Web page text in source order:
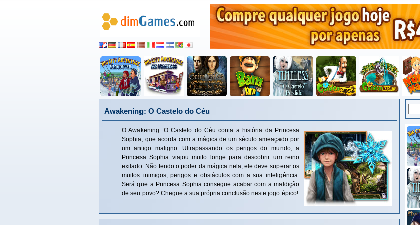
Awakening: O Castelo do Céu
O Awakening: O Castelo do Céu conta a história da Princesa
Sophia, que acorda com a mágica de um século ameaçado por
um antigo maligno. Ultrapassando os perigos do mundo, a
Princesa Sophia viajou muito longe para descobrir um reino
exilado. Não tendo o poder da mágica nela, ele deve superar os
muitos inimigos, perigos e obstáculos com a sua inteligência.
Será que a Princesa Sophia consegue acabar com a maldição
de seu povo? Chegue a sua própria conclusão neste jogo épico!